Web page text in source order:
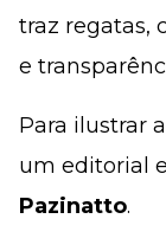
traz regatas,
e
Para ilustrar
um editorial
Pazinatto.